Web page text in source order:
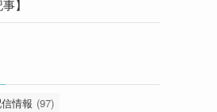
】
情報 (97)